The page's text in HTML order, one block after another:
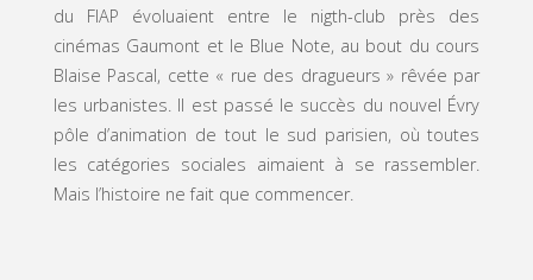
du FIAP évoluaient entre le nigth-club près des
cinémas Gaumont et le Blue Note, au bout du cours
Blaise Pascal, cette « rue des dragueurs » rêvée par
les urbanistes. Il est passé le succès du nouvel Évry
pôle d’animation de tout le sud parisien, où toutes
les catégories sociales aimaient à se rassembler.
Mais l’histoire ne fait que commencer.